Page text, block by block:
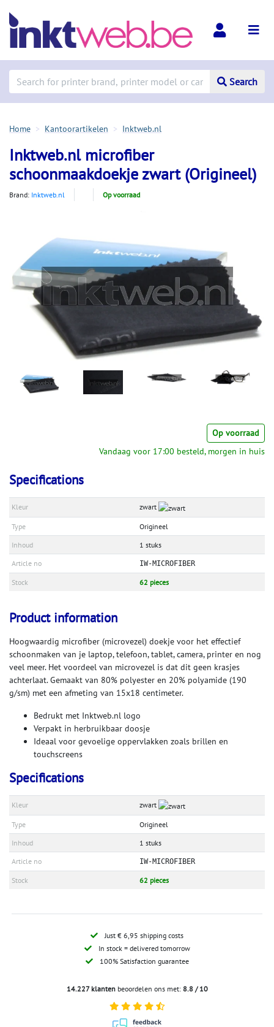
Search
Home Kantoorartikelen Inktweb.nl
Inktweb.nl microfiber
schoonmaakdoekje zwart (Origineel)
Brand: Inktweb.nl Op voorraad
Op voorraad
Vandaag voor 17:00 besteld, morgen in huis
Specifications
Kleur zwart
Type
Origineel
Inhoud
1 stuks
Article no
IW-MICROFIBER
Stock 62 pieces
Product information
Hoogwaardig microfiber (microvezel) doekje voor het effectief
schoonmaken van je laptop, telefoon, tablet, camera, printer en nog
veel meer. Het voordeel van microvezel is dat dit geen krasjes
achterlaat. Gemaakt van 80% polyester en 20% polyamide (190
g/sm) met een afmeting van 15x18 centimeter.
Bedrukt met Inktweb.nl logo
Verpakt in herbruikbaar doosje
Ideaal voor gevoelige oppervlakken zoals brillen en
touchscreens
Specifications
Kleur zwart
Type
Origineel
Inhoud
1 stuks
Article no
IW-MICROFIBER
Stock 62 pieces
Just € 6,95 shipping costs
In stock = delivered tomorrow
100% Satisfaction guarantee
14.227 klantenbeoordelen ons met: 8.8 / 10